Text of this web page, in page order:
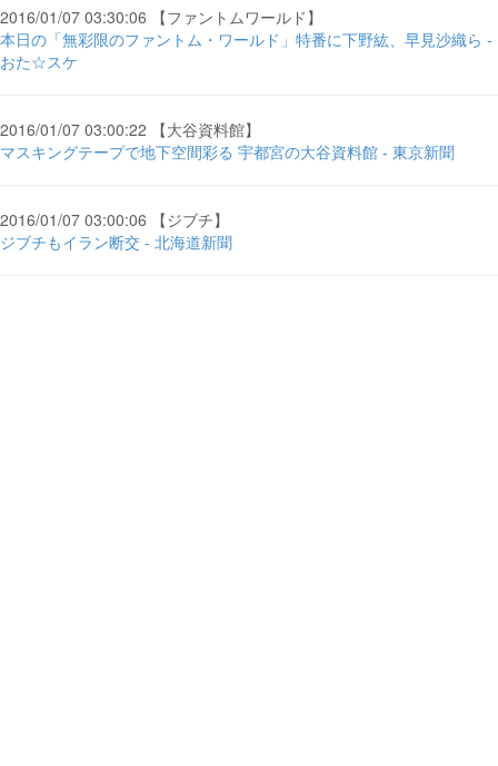
2016/01/07 03:30:06 【ファントムワールド】
本日の「無彩限のファントム・ワールド」特番に下野紘、早見沙織ら -
おた☆スケ
2016/01/07 03:00:22 【大谷資料館】
マスキングテープで地下空間彩る 宇都宮の大谷資料館 - 東京新聞
2016/01/07 03:00:06 【ジブチ】
ジブチもイラン断交 - 北海道新聞